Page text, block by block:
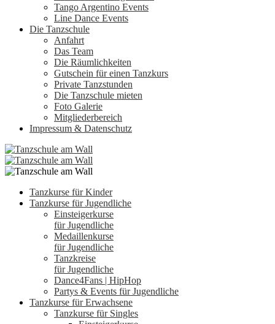
Tango Argentino Events
Line Dance Events
Die Tanzschule
Anfahrt
Das Team
Die Räumlichkeiten
Gutschein für einen Tanzkurs
Private Tanzstunden
Die Tanzschule mieten
Foto Galerie
Mitgliederbereich
Impressum & Datenschutz
Tanzkurse für Kinder
Tanzkurse für Jugendliche
Einsteigerkurse
für Jugendliche
Medaillenkurse
für Jugendliche
Tanzkreise
für Jugendliche
Dance4Fans | HipHop
Partys & Events für Jugendliche
Tanzkurse für Erwachsene
Tanzkurse für Singles